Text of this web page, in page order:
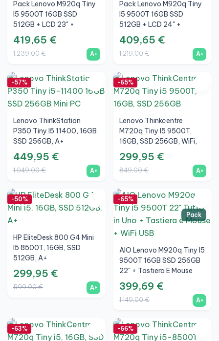
Pack Lenovo M920q Tiny
I5 9500T 16GB SSD
512GB + LCD 23" +
Tastiera E Mouse Wireless
+ WiFi
419,65 €
1.239,00 € A+
Pack Lenovo M920q Tiny
I5 9500T 16GB SSD
512GB + LCD 24" +
Tastiera E Mouse Wireless
+ WiFi
409,65 €
1.219,00 € A+
-57%
Lenovo ThinkStation
P350 Tiny I5 11400, 16GB,
SSD 256GB, A+
449,95 €
1.049,00 € A+
-65%
Lenovo Thinkcentre
M720q Tiny I5 9500T,
16GB, SSD 256GB, WiFi,
A+
299,95 €
849,00 € A+
-50%
HP EliteDesk 800 G4 Mini
I5 8500T, 16GB, SSD
512GB, A+
299,95 €
599,00 € A+
Pack
-65%
AIO Lenovo M920q Tiny I5
9500T 16GB SSD 256GB
22" + Tastiera E Mouse
Wireless + WiFi
399,69 €
1.149,00 € A+
-63% -66%